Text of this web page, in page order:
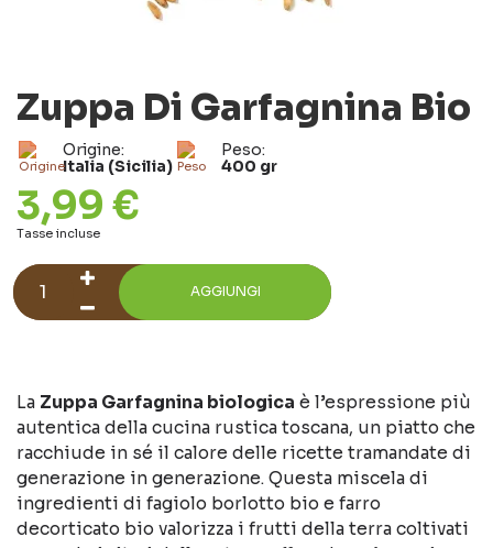
Zuppa Di Garfagnina Bio
Origine:
Italia (Sicilia)
Peso:
400 gr
3,99 €
Tasse incluse
AGGIUNGI
La Zuppa Garfagnina biologica è l’espressione più
autentica della cucina rustica toscana, un piatto che
racchiude in sé il calore delle ricette tramandate di
generazione in generazione. Questa miscela di
ingredienti di fagiolo borlotto bio e farro
decorticato bio valorizza i frutti della terra coltivati